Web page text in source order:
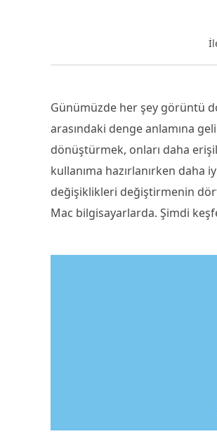
Günümüzde her şey görüntü
arasındaki denge anlamına
dönüştürmek, onları daha
kullanıma hazırlanırken
değişiklikleri değiştirmenin
Mac bilgisayarlarda. Şimdi